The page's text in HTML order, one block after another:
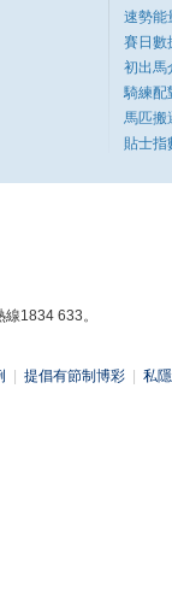
速勢能
賽日數
初出馬
騎練配
馬匹搬
貼士指
1834 633。
提倡有節制博彩 私